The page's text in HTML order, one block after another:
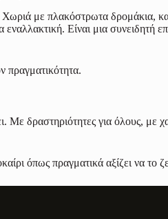
με πλακόστρωτα δρομάκια,
Είναι μια
πραγματικότητα.
Με δραστηριότητες για όλους, με
όπως πραγματικά αξίζει να το